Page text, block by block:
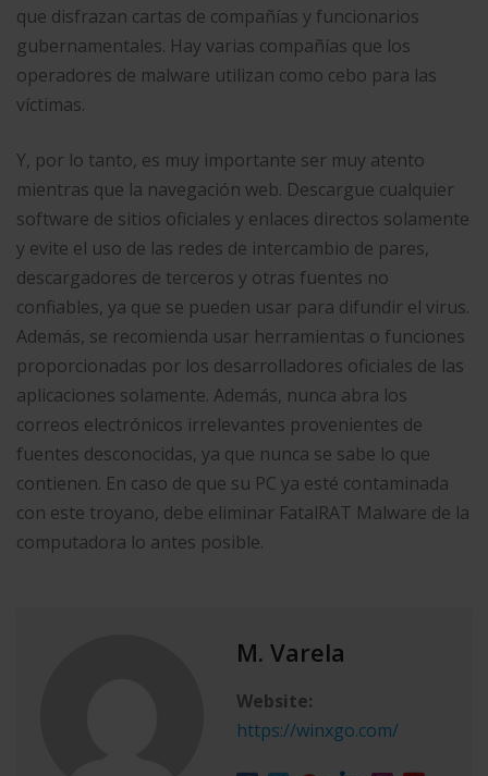
que disfrazan cartas de compañías y funcionarios
gubernamentales. Hay varias compañías que los
operadores de malware utilizan como cebo para las
víctimas.
Y, por lo tanto, es muy importante ser muy atento
mientras que la navegación web. Descargue cualquier
software de sitios oficiales y enlaces directos solamente
y evite el uso de las redes de intercambio de pares,
descargadores de terceros y otras fuentes no
confiables, ya que se pueden usar para difundir el virus.
Además, se recomienda usar herramientas o funciones
proporcionadas por los desarrolladores oficiales de las
aplicaciones solamente. Además, nunca abra los
correos electrónicos irrelevantes provenientes de
fuentes desconocidas, ya que nunca se sabe lo que
contienen. En caso de que su PC ya esté contaminada
con este troyano, debe eliminar FatalRAT Malware de la
computadora lo antes posible.
M. Varela
Website:
https://winxgo.com/